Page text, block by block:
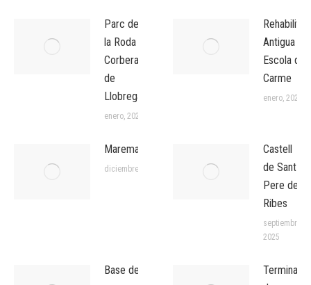
Parc de
la Roda
Corbera
de
Llobregat
enero, 2026
Antigua
Escola del
Carme
enero, 2026
Maremagnum
diciembre, 2025
Castell
de Sant
Pere de
Ribes
septiembre,
2025
Base de
Terminal